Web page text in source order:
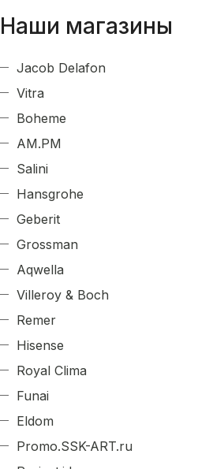
Наши магазины
Jacob Delafon
Vitra
Boheme
AM.PM
Salini
Hansgrohe
Geberit
Grossman
Aqwella
Villeroy & Boch
Remer
Hisense
Royal Clima
Funai
Eldom
Promo.SSK-ART.ru